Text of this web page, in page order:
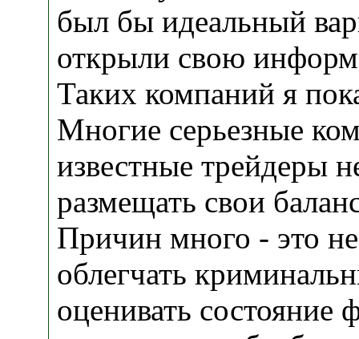
был бы идеальный
открыли свою
Таких компаний я
Многие серьезные
известные трейдеры
размещать свои
Причин много - это
облегчать
оценивать состояние